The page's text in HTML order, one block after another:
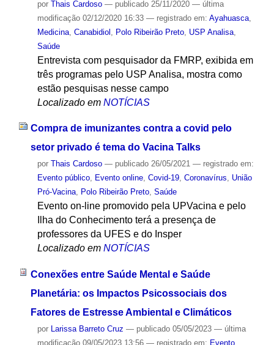
por Thais Cardoso — publicado25/11/2020 — última
modificação02/12/2020 16:33 — registrado em: Ayahuasca,
Medicina, Canabidiol Polo Ribeirão Preto, USP Analisa,
Saúde
Entrevista com pesquisador da FMRP, exibida em
três programas pelo USP Analisa, mostra como
estão pesquisas nesse campo
Localizado em NOTÍCIAS
Compra de imunizantes contra a covid pelo
setor privado é tema do Vacina Talks
por Thais Cardoso — publicado26/05/2021 — registrado em:
Evento público, Evento online, Covid-19, Coronavírus, União
Pró-Vacina, Polo Ribeirão Preto, Saúde
Evento on-line promovido pela UPVacina e pelo
Ilha do Conhecimento terá a presença de
professores da UFES e do Insper
Localizado em NOTÍCIAS
Conexões entre Saúde Mental e Saúde
Planetária: os Impactos Psicossociais dos
Fatores de Estresse Ambiental e Climáticos
por Larissa Barreto Cruz — publicado05/05/2023 — última
modificação09/05/2023 13:56 — registrado em: Evento